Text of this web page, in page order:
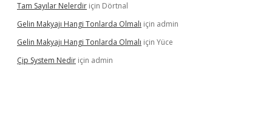
Tam Sayılar Nelerdir için Dörtnal
Gelin Makyajı Hangi Tonlarda Olmalı için admin
Gelin Makyajı Hangi Tonlarda Olmalı için Yüce
Çip System Nedir için admin